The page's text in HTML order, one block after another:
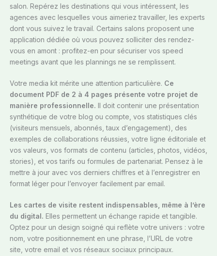
salon. Repérez les destinations qui vous intéressent, les
agences avec lesquelles vous aimeriez travailler, les experts
dont vous suivez le travail. Certains salons proposent une
application dédiée où vous pouvez solliciter des rendez-
vous en amont : profitez-en pour sécuriser vos speed
meetings avant que les plannings ne se remplissent.
Votre media kit mérite une attention particulière. Ce
document PDF de 2 à 4 pages présente votre projet de
manière professionnelle. Il doit contenir une présentation
synthétique de votre blog ou compte, vos statistiques clés
(visiteurs mensuels, abonnés, taux d’engagement), des
exemples de collaborations réussies, votre ligne éditoriale et
vos valeurs, vos formats de contenu (articles, photos, vidéos,
stories), et vos tarifs ou formules de partenariat. Pensez à le
mettre à jour avec vos derniers chiffres et à l’enregistrer en
format léger pour l’envoyer facilement par email.
Les cartes de visite restent indispensables, même à l’ère
du digital. Elles permettent un échange rapide et tangible.
Optez pour un design soigné qui reflète votre univers : votre
nom, votre positionnement en une phrase, l’URL de votre
site, votre email et vos réseaux sociaux principaux.